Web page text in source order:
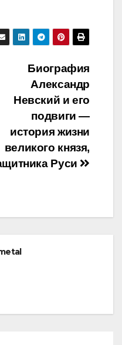
Биография
Александр
Невский и его
подвиги —
история жизни
великого князя,
Руси